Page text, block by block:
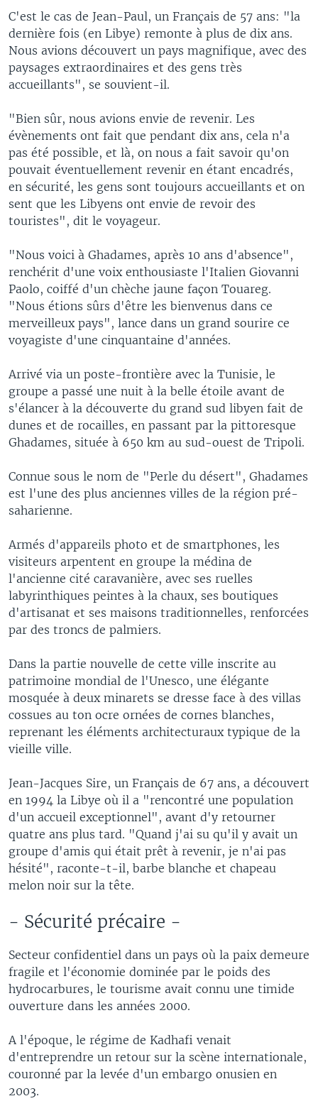
C'est le cas de Jean-Paul, un Français de 57 ans: "la
dernière fois (en Libye) remonte à plus de dix ans.
Nous avions découvert un pays magnifique, avec des
paysages extraordinaires et des gens très
accueillants", se souvient-il.
"Bien sûr, nous avions envie de revenir. Les
évènements ont fait que pendant dix ans, cela n'a
pas été possible, et là, on nous a fait savoir qu'on
pouvait éventuellement revenir en étant encadrés,
en sécurité, les gens sont toujours accueillants et on
sent que les Libyens ont envie de revoir des
touristes", dit le voyageur.
"Nous voici à Ghadames, après 10 ans d'absence",
renchérit d'une voix enthousiaste l'Italien Giovanni
Paolo, coiffé d'un chèche jaune façon Touareg.
"Nous étions sûrs d'être les bienvenus dans ce
merveilleux pays", lance dans un grand sourire ce
voyagiste d'une cinquantaine d'années.
Arrivé via un poste-frontière avec la Tunisie, le
groupe a passé une nuit à la belle étoile avant de
s'élancer à la découverte du grand sud libyen fait de
dunes et de rocailles, en passant par la pittoresque
Ghadames, située à 650 km au sud-ouest de Tripoli.
Connue sous le nom de "Perle du désert", Ghadames
est l'une des plus anciennes villes de la région pré-
saharienne.
Armés d'appareils photo et de smartphones, les
visiteurs arpentent en groupe la médina de
l'ancienne cité caravanière, avec ses ruelles
labyrinthiques peintes à la chaux, ses boutiques
d'artisanat et ses maisons traditionnelles, renforcées
par des troncs de palmiers.
Dans la partie nouvelle de cette ville inscrite au
patrimoine mondial de l'Unesco, une élégante
mosquée à deux minarets se dresse face à des villas
cossues au ton ocre ornées de cornes blanches,
reprenant les éléments architecturaux typique de la
vieille ville.
Jean-Jacques Sire, un Français de 67 ans, a découvert
en 1994 la Libye où il a "rencontré une population
d'un accueil exceptionnel", avant d'y retourner
quatre ans plus tard. "Quand j'ai su qu'il y avait un
groupe d'amis qui était prêt à revenir, je n'ai pas
hésité", raconte-t-il, barbe blanche et chapeau
melon noir sur la tête.
- Sécurité précaire -
Secteur confidentiel dans un pays où la paix demeure
fragile et l'économie dominée par le poids des
hydrocarbures, le tourisme avait connu une timide
ouverture dans les années 2000.
A l'époque, le régime de Kadhafi venait
d'entreprendre un retour sur la scène internationale,
couronné par la levée d'un embargo onusien en
2003.